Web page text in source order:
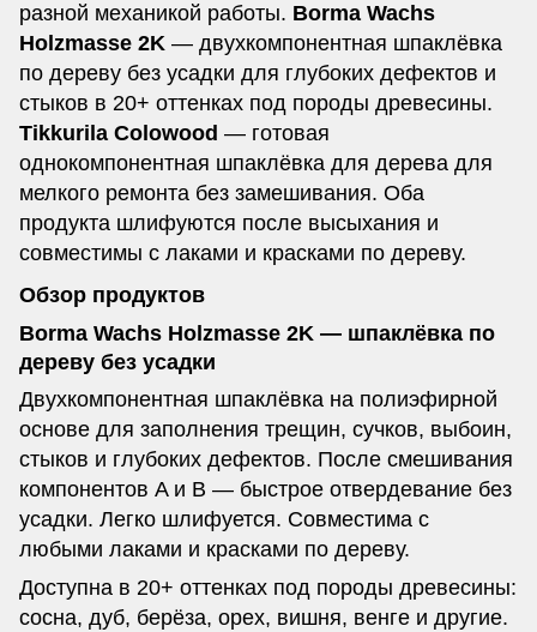
разной механикой работы. Borma Wachs
Holzmasse 2K — двухкомпонентная шпаклёвка
по дереву без усадки для глубоких дефектов и
стыков в 20+ оттенках под породы древесины.
Tikkurila Colowood — готовая
однокомпонентная шпаклёвка для дерева для
мелкого ремонта без замешивания. Оба
продукта шлифуются после высыхания и
совместимы с лаками и красками по дереву.
Обзор продуктов
Borma Wachs Holzmasse 2K — шпаклёвка по
дереву без усадки
Двухкомпонентная шпаклёвка на полиэфирной
основе для заполнения трещин, сучков, выбоин,
стыков и глубоких дефектов. После смешивания
компонентов A и B — быстрое отвердевание без
усадки. Легко шлифуется. Совместима с
любыми лаками и красками по дереву.
Доступна в 20+ оттенках под породы древесины:
сосна, дуб, берёза, орех, вишня, венге и другие.